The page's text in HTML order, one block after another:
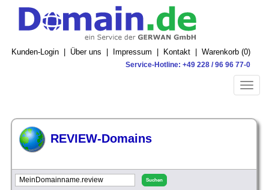
Kunden-Login Über uns Impressum Kontakt Warenkorb (0)
Service-Hotline: +49 228 / 96 96 77-0
Toggle
REVIEW-Domains